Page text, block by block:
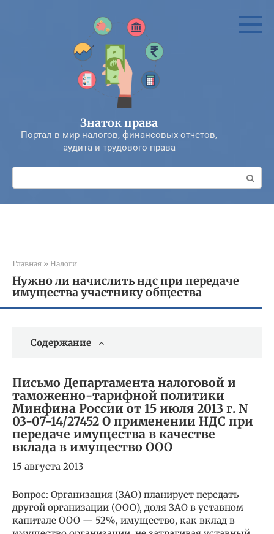
Знаток права
Портал в мир налогов, финансовых отчетов,
аудита и трудового права
Поиск:
Главная » Налоги
Нужно ли начислить ндс при передаче
имущества участнику общества
Содержание
Письмо Департамента налоговой и
таможенно-тарифной политики
Минфина России от 15 июля 2013 г. N
03-07-14/27452 О применении НДС при
передаче имущества в качестве
вклада в имущество ООО
15 августа 2013
Вопрос: Организация (ЗАО) планирует передать
другой организации (ООО), доля ЗАО в уставном
капитале ООО — 52%, имущество, как вклад в